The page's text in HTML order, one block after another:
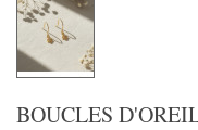
BOUCLES